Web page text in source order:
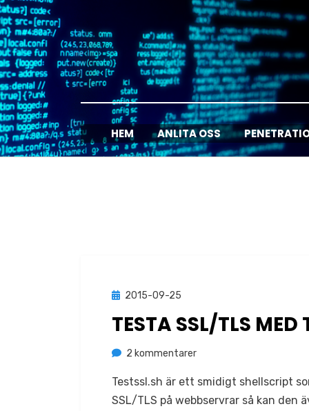
Hoppa
till
innehåll
HEM ANLITA OSS
Publicerad
2015-09-25
TESTA SSL/TLS MED
avJonas Lejon
2 kommentarertill
SSL/TLS
med
Testssl.sh är ett smidigt shellscript
SSL/TLS på webbservrar så kan den